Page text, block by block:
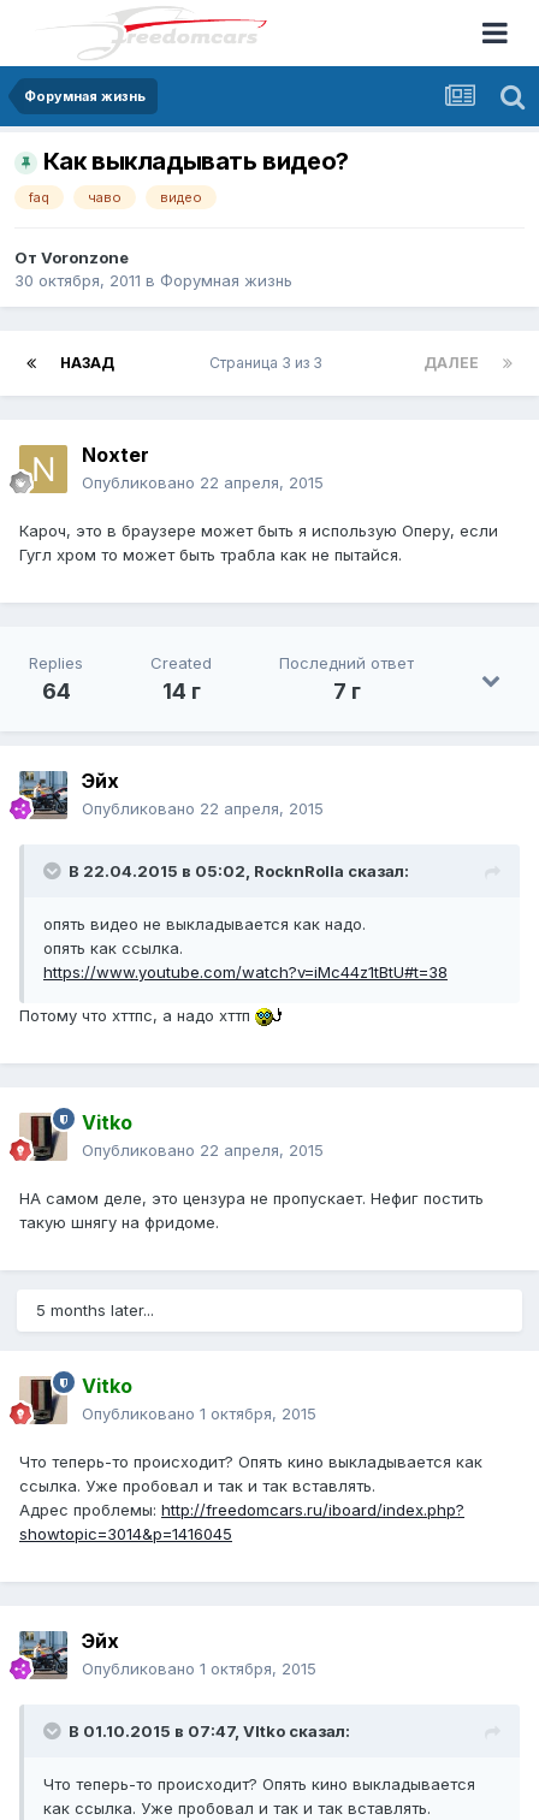
Форумная жизнь
Как выкладывать видео?
faq чаво видео
От Voronzone
30 октября, 2011 в Форумная жизнь
НАЗАД ДАЛЕЕ
Страница 3 из 3
Noxter
Опубликовано 22 апреля, 2015
Кароч, это в браузере может быть я использую Оперу, если
Гугл хром то может быть трабла как не пытайся.
Replies
64
Created
14 г
Последний ответ
7 г
Эйх
Опубликовано 22 апреля, 2015
В 22.04.2015 в 05:02, RocknRolla сказал:
опять видео не выкладывается как надо.
опять как ссылка.
https://www.youtube.com/watch?v=iMc44z1tBtU#t=38
Потому что хттпс, а надо хттп
Vitko
Опубликовано 22 апреля, 2015
НА самом деле, это цензура не пропускает. Нефиг постить
такую шнягу на фридоме.
5 months later...
Vitko
Опубликовано 1 октября, 2015
Что теперь-то происходит? Опять кино выкладывается как
ссылка. Уже пробовал и так и так вставлять.
Адрес проблемы: http://freedomcars.ru/iboard/index.php?
showtopic=3014&p=1416045
Эйх
Опубликовано 1 октября, 2015
В 01.10.2015 в 07:47, VItko сказал:
Что теперь-то происходит? Опять кино выкладывается
как ссылка. Уже пробовал и так и так вставлять.